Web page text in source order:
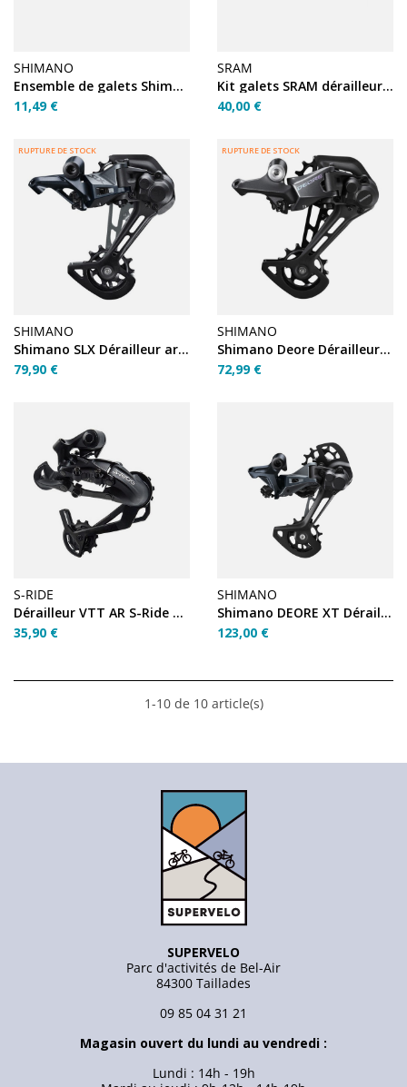
SHIMANO
Ensemble de galets Shimano RD-M7100 SLX/Deore 12v SGS
11,49 €
SRAM
Kit galets SRAM dérailleur Sync GX B1/B2 Eagle 12V
40,00 €
RUPTURE DE STOCK
SHIMANO
Shimano SLX Dérailleur arrière RD-M7100-SGS 12 vitesses
79,90 €
RUPTURE DE STOCK
SHIMANO
Shimano Deore Dérailleur arrière RD-M6100-SGS 12 vitesses
72,99 €
S-RIDE
Dérailleur VTT AR S-Ride RD-M400 10v grande chape
35,90 €
SHIMANO
Shimano DEORE XT Dérailleur arrière RD-M8120-SGS 12 vitesses
123,00 €
1-10 de 10 article(s)
SUPERVELO
Parc d'activités de Bel-Air
84300 Taillades
09 85 04 31 21
Magasin ouvert du lundi au vendredi :
Lundi : 14h - 19h